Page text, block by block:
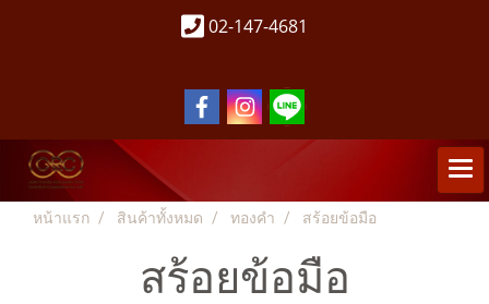
02-147-4681
หน้าแรก สินค้าทั้งหมด ทองคำ สร้อยข้อมือ
สร้อยข้อมือ